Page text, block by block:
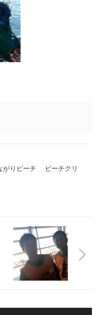
がりビーチ ビーチクリ